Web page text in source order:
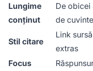
Lungime
conținut
De
de cuvinte
Stil citare
Link
extras
Focus